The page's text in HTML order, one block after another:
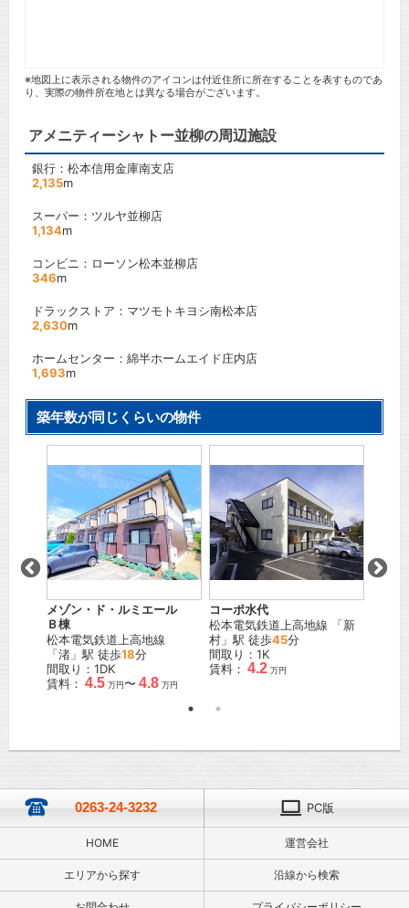
※地図上に表示される物件のアイコンは付近住所に所在することを表すものであ
り、実際の物件所在地とは異なる場合がございます。
アメニティーシャトー並柳の周辺施設
銀行：松本信用金庫南支店
2,135m
スーパー：ツルヤ並柳店
1,134m
コンビニ：ローソン松本並柳店
346m
ドラックストア：マツモトキヨシ南松本店
2,630m
ホームセンター：綿半ホームエイド庄内店
1,693m
築年数が同じくらいの物件
メゾン・ド・ルミエール
Ｂ棟
松本電気鉄道上高地線
「渚 」駅 徒歩18分
間取り：1DK
賃料： 4.5 万円〜 4.8 万円
コーポ水代
松本電気鉄道上高地線 「新
村 」駅 徒歩45分
間取り：1K
賃料： 4.2 万円
0263-24-3232 PC版
HOME 運営会社
エリアから探す 沿線から検索